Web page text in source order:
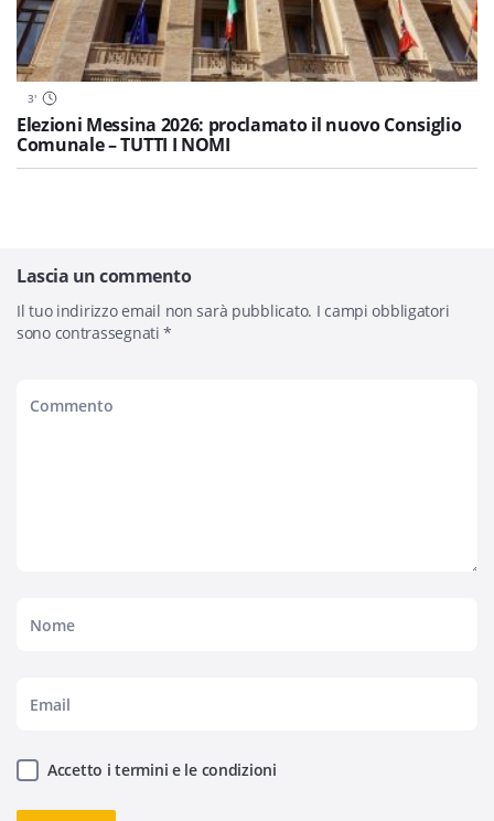
3'
Elezioni Messina 2026: proclamato il nuovo Consiglio
Comunale – TUTTI I NOMI
Lascia un commento
Il tuo indirizzo email non sarà pubblicato. I campi obbligatori
sono contrassegnati*
Accetto i termini e le condizioni